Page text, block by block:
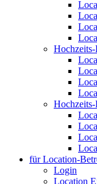
für Location-
Login
Location